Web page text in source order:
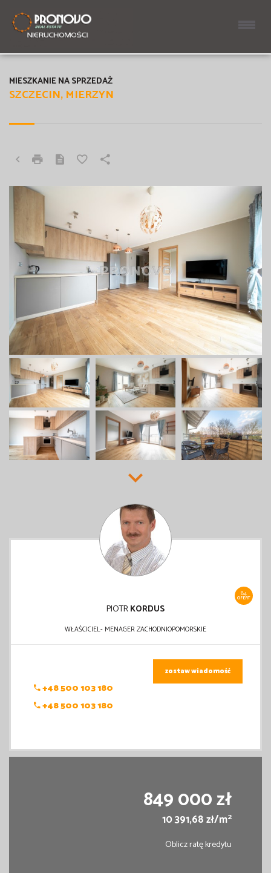
SZCZECIN, MIERZYN
MIESZKANIE NA SPRZEDAŻ
84
OFERT
PIOTRKORDUS
WŁAŚCICIEL- MENAGER ZACHODNIOPOMORSKIE
+48 500 103 180
+48 500 103 180
zostaw wiadomość
849 000 zł
10 391,68 zł/m2
Oblicz ratę kredytu